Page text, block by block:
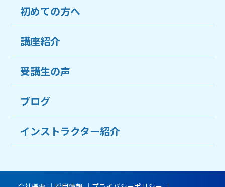
教室について
受講生の声
おすすめ・人気の講座
目的から講座を探す
教室ブログ
アクセス
初めての方へ
ココがおすすめ
料金
受講までの流れ
よくあるご質問
講座紹介
受講生の声
ブログ
インストラクター紹介